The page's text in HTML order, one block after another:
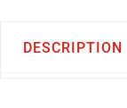
DESCRIPTION